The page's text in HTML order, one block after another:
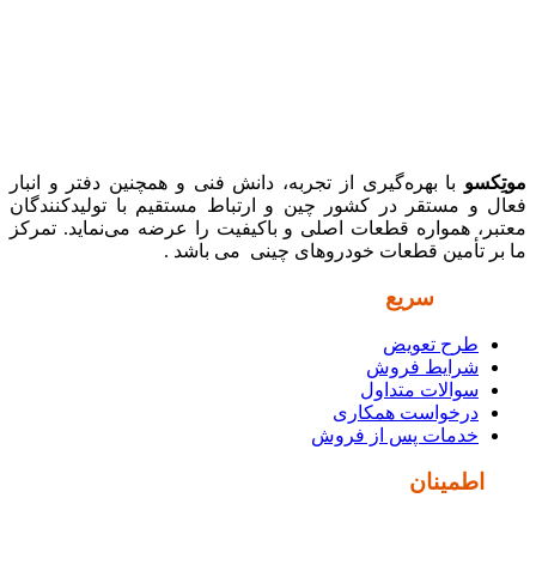
موتِکسو با بهره‌گیری از تجربه، دانش فنی و همچنین دفتر و انبار
فعال و مستقر در کشور چین و ارتباط مستقیم با تولیدکنندگان
معتبر، همواره قطعات اصلی و باکیفیت را عرضه می‌نماید. تمرکز
ما بر تأمین قطعات خودروهای چینی می باشد .
سریع
طرح تعویض
شرایط فروش
سوالات متداول
درخواست همکاری
خدمات پس از فروش
اطمینان